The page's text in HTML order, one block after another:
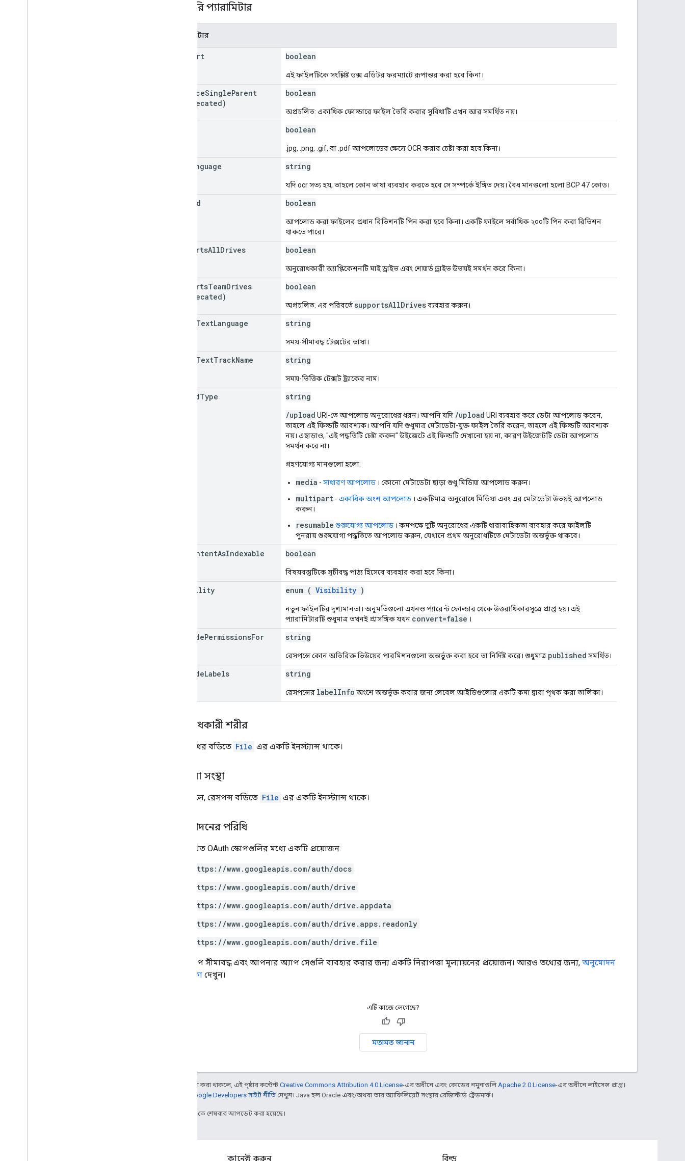
কোয়েরি প্যারামিটার
প্যারামিটার
convert boolean
এই ফাইলটিকে সংশ্লিষ্ট ডক্স এডিটর ফরম্যাটে রূপান্তর করা হবে কিনা।
enforceSingleParent
(deprecated)
boolean
অপ্রচলিত: একাধিক ফোল্ডারে ফাইল তৈরি করার সুবিধাটি এখন আর সমর্থিত নয়।
boolean
.jpg, .png, .gif, বা .pdf আপলোডের ক্ষেত্রে OCR করার চেষ্টা করা হবে কিনা।
Language string
যদি ocr সত্য হয়, তাহলে কোন ভাষা ব্যবহার করতে হবে সে সম্পর্কে ইঙ্গিত দেয়। বৈধ মানগুলো হলো BCP 47 কোড।
pinned boolean
আপলোড করা ফাইলের প্রধান রিভিশনটি পিন করা হবে কিনা। একটি ফাইলে সর্বাধিক ২০০টি পিন করা রিভিশন
থাকতে পারে।
supportsAllDrives boolean
অনুরোধকারী অ্যাপ্লিকেশনটি মাই ড্রাইভ এবং শেয়ার্ড ড্রাইভ উভয়ই সমর্থন করে কিনা।
supportsTeamDrives
(deprecated)
boolean
অপ্রচলিত: এর পরিবর্তে supportsAllDrivesব্যবহার করুন।
TextLanguage string
সময়-সীমাবদ্ধ টেক্সটের ভাষা।
TextTrackName string
সময়-ভিত্তিক টেক্সট ট্র্যাকের নাম।
uploadType
string
/upload URI-তে আপলোড অনুরোধের ধরন। আপনি যদি /upload URI ব্যবহার করে ডেটা আপলোড করেন,
তাহলে এই ফিল্ডটি আবশ্যক। আপনি যদি শুধুমাত্র মেটাডেটা-যুক্ত ফাইল তৈরি করেন, তাহলে এই ফিল্ডটি আবশ্যক
নয়। এছাড়াও, "এই পদ্ধতিটি চেষ্টা করুন" উইজেটে এই ফিল্ডটি দেখানো হয় না, কারণ উইজেটটি ডেটা আপলোড
সমর্থন করে না।
গ্রহণযোগ্য মানগুলো হলো:
media - সাধারণ আপলোড । কোনো মেটাডেটা ছাড়া শুধু মিডিয়া আপলোড করুন।
multipart - একাধিক অংশ আপলোড । একটিমাত্র অনুরোধে মিডিয়া এবং এর মেটাডেটা উভয়ই আপলোড
করুন।
resumable শুরুযোগ্য আপলোড । কমপক্ষে দুটি অনুরোধের একটি ধারাবাহিকতা ব্যবহার করে ফাইলটি
পুনরায় শুরুযোগ্য পদ্ধতিতে আপলোড করুন, যেখানে প্রথম অনুরোধটিতে মেটাডেটা অন্তর্ভুক্ত থাকবে।
ContentAsIndexable
boolean
বিষয়বস্তুটিকে সূচীবদ্ধ পাঠ্য হিসেবে ব্যবহার করা হবে কিনা।
visibility enum ( Visibility )
নতুন ফাইলটির দৃশ্যমানতা। অনুমতিগুলো এখনও প্যারেন্ট ফোল্ডার থেকে উত্তরাধিকারসূত্রে প্রাপ্ত হয়। এই
প্যারামিটারটি শুধুমাত্র তখনই প্রাসঙ্গিক যখন convert=false ।
includePermissionsFor
string
রেসপন্সে কোন অতিরিক্ত ভিউয়ের পারমিশনগুলো অন্তর্ভুক্ত করা হবে তা নির্দিষ্ট করে। শুধুমাত্র published সমর্থিত।
includeLabels string
রেসপন্সের labelInfo অংশে অন্তর্ভুক্ত করার জন্য লেবেল আইডিগুলোর একটি কমা দ্বারা পৃথক করা তালিকা।
অনুরোধকারী শরীর
অনুরোধের বডিতে File এর একটি ইনস্ট্যান্স থাকে।
প্রতিক্রিয়া সংস্থা
সফল হলে, রেসপন্স বডিতে File এর একটি ইনস্ট্যান্স থাকে।
অনুমোদনের পরিধি
নিম্নলিখিত OAuth স্কোপগুলির মধ্যে একটি প্রয়োজন:
https://www.googleapis.com/auth/docs
https://www.googleapis.com/auth/drive
https://www.googleapis.com/auth/drive.appdata
https://www.googleapis.com/auth/drive.apps.readonly
https://www.googleapis.com/auth/drive.file
কিছু স্কোপ সীমাবদ্ধ এবং আপনার অ্যাপ সেগুলি ব্যবহার করার জন্য একটি নিরাপত্তা মূল্যায়নের প্রয়োজন। আরও তথ্যের জন্য, অনুমোদন
নির্দেশিকা দেখুন।
এটি কাজে লেগেছে?
মতামত জানান
অন্য কিছু উল্লেখ না করা থাকলে, এই পৃষ্ঠার কন্টেন্ট Creative Commons Attribution 4.0 License-এর অধীনে এবং কোডের নমুনাগুলি Apache 2.0 License-এর অধীনে লাইসেন্স প্রাপ্ত।
Google Developers সাইট নীতি দেখুন। Java হল Oracle এবং/অথবা তার অ্যাফিলিয়েট সংস্থার রেজিস্টার্ড ট্রেডমার্ক।
2026-03-20 UTC-তে শেষবার আপডেট করা হয়েছে।
কানেক্ট করুন বিল্ড